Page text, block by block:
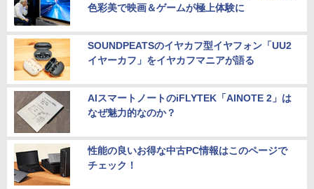
色彩美で映画＆ゲームが極上体験に
SOUNDPEATSのイヤカフ型イヤフォン「UU2
イヤーカフ」をイヤカフマニアが語る
AIスマートノートのiFLYTEK「AINOTE 2」は
なぜ魅力的なのか？
性能の良いお得な中古PC情報はこのページで
チェック！